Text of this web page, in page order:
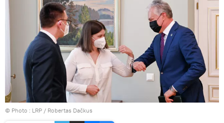
© Photo : LRP / Robertas Dačkus